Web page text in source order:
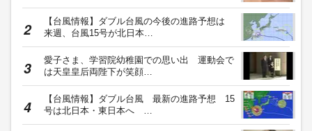
【台風情報】ダブル台風の今後の進路予想は
来週、台風15号が北日本…
愛子さま、学習院幼稚園での思い出 運動会で
は天皇皇后両陛下が笑顔…
【台風情報】ダブル台風 最新の進路予想 15
号は北日本・東日本へ …